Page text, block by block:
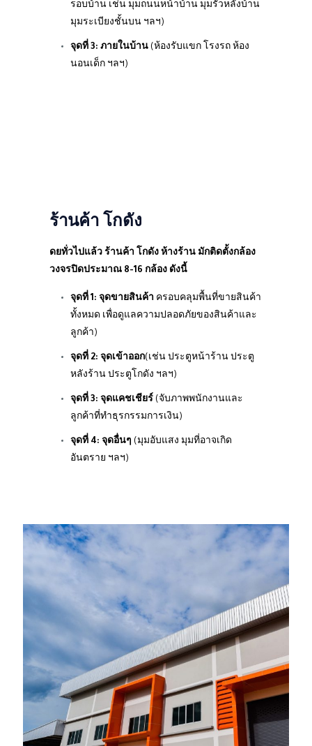
รอบบ้าน เช่น มุมถนนหน้าบ้าน มุมรั้วหลังบ้าน
มุมระเบียงชั้นบน ฯลฯ)
จุดที่ 3: ภายในบ้าน (ห้องรับแขก โรงรถ ห้อง
นอนเด็ก ฯลฯ)
ร้านค้า โกดัง
ดยทั่วไปแล้ว ร้านค้า โกดัง ห้างร้าน มักติดตั้งกล้อง
วงจรปิดประมาณ 8-16 กล้อง ดังนี้
จุดที่ 1: จุดขายสินค้า ครอบคลุมพื้นที่ขายสินค้า
ทั้งหมด เพื่อดูแลความปลอดภัยของสินค้าและ
ลูกค้า)
จุดที่ 2: จุดเข้าออก(เช่น ประตูหน้าร้าน ประตู
หลังร้าน ประตูโกดัง ฯลฯ)
จุดที่ 3: จุดแคชเชียร์ (จับภาพพนักงานและ
ลูกค้าที่ทำธุรกรรมการเงิน)
จุดที่ 4: จุดอื่นๆ (มุมอับแสง มุมที่อาจเกิด
อันตราย ฯลฯ)